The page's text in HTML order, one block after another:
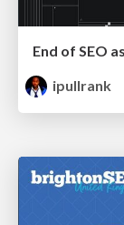
ipullrank